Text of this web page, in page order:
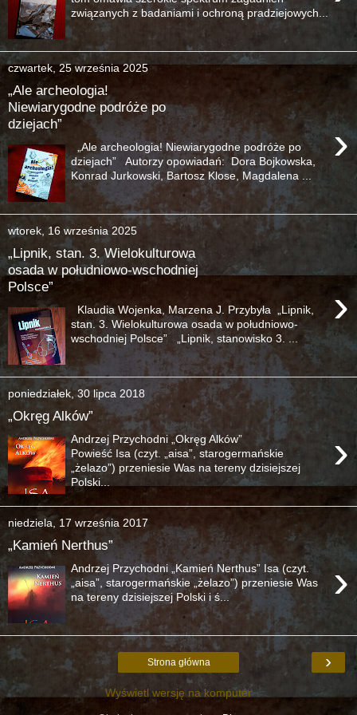
związanych z badaniami i ochroną pradziejowych...
czwartek, 25 września 2025
„Ale archeologia!
Niewiarygodne podróże po
dziejach”
›
„Ale archeologia! Niewiarygodne podróże po
dziejach” Autorzy opowiadań: Dora Bojkowska,
Konrad Jurkowski, Bartosz Klose, Magdalena ...
wtorek, 16 września 2025
„Lipnik, stan. 3. Wielokulturowa
osada w południowo-wschodniej
Polsce”
›
Klaudia Wojenka, Marzena J. Przybyła „Lipnik,
stan. 3. Wielokulturowa osada w południowo-
wschodniej Polsce” „Lipnik, stanowisko 3. ...
poniedziałek, 30 lipca 2018
„Okręg Alków”
›
Andrzej Przychodni „Okręg Alków”
Powieść Isa (czyt. „aisa”, starogermańskie
„żelazo”) przeniesie Was na tereny dzisiejszej
Polski...
niedziela, 17 września 2017
„Kamień Nerthus”
›
Andrzej Przychodni „Kamień Nerthus” Isa (czyt.
„aisa”, starogermańskie „żelazo”) przeniesie Was
na tereny dzisiejszej Polski i ś...
›
Strona główna
Wyświetl wersję na komputer